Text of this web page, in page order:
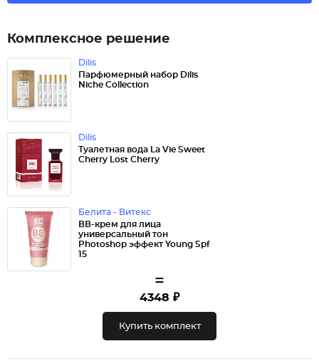
Комплексное решение
Dilis
Парфюмерный набор Dilis
Niche Collection
Dilis
Туалетная вода La Vie Sweet
Cherry Lost Cherry
Белита - Витекс
ВВ-крем для лица
универсальный тон
Photoshop эффект Young Spf
15
=
4348 ₽
Купить комплект